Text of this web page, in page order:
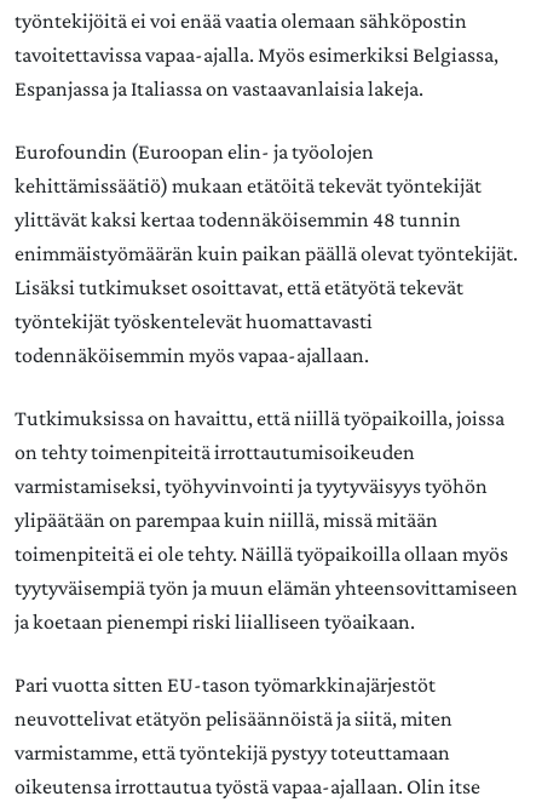
työntekijöitä ei voi enää vaatia olemaan sähköpostin
tavoitettavissa vapaa-ajalla. Myös esimerkiksi Belgiassa,
Espanjassa ja Italiassa on vastaavanlaisia lakeja.
Eurofoundin (Euroopan elin- ja työolojen
kehittämissäätiö) mukaan etätöitä tekevät työntekijät
ylittävät kaksi kertaa todennäköisemmin 48 tunnin
enimmäistyömäärän kuin paikan päällä olevat työntekijät.
Lisäksi tutkimukset osoittavat, että etätyötä tekevät
työntekijät työskentelevät huomattavasti
todennäköisemmin myös vapaa-ajallaan.
Tutkimuksissa on havaittu, että niillä työpaikoilla, joissa
on tehty toimenpiteitä irrottautumisoikeuden
varmistamiseksi, työhyvinvointi ja tyytyväisyys työhön
ylipäätään on parempaa kuin niillä, missä mitään
toimenpiteitä ei ole tehty. Näillä työpaikoilla ollaan myös
tyytyväisempiä työn ja muun elämän yhteensovittamiseen
ja koetaan pienempi riski liialliseen työaikaan.
Pari vuotta sitten EU-tason työmarkkinajärjestöt
neuvottelivat etätyön pelisäännöistä ja siitä, miten
varmistamme, että työntekijä pystyy toteuttamaan
oikeutensa irrottautua työstä vapaa-ajallaan. Olin itse